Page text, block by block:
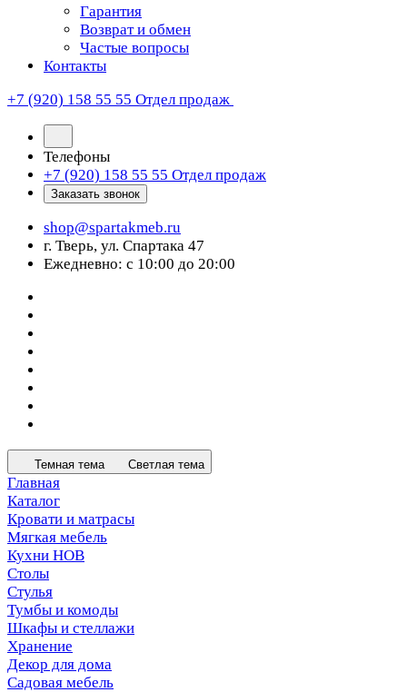
Гарантия
Возврат и обмен
Частые вопросы
Контакты
+7 (920) 158 55 55 Отдел продаж
Телефоны
+7 (920) 158 55 55 Отдел продаж
Заказать звонок
shop@spartakmeb.ru
г. Тверь, ул. Спартака 47
Ежедневно: с 10:00 до 20:00
Темная тема Светлая тема
Главная
Каталог
Кровати и матрасы
Мягкая мебель
Кухни НОВ
Столы
Стулья
Тумбы и комоды
Шкафы и стеллажи
Хранение
Декор для дома
Садовая мебель